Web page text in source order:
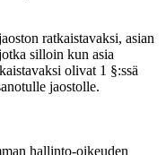
ratkaistavaksi, asian
silloin kun asia
olivat 1 §:ssä
jaostolle.
hallinto-oikeuden